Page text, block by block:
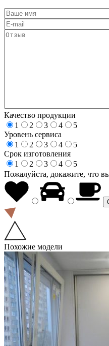
Качество продукции
1
2 3 4
5
Уровень сервиса
1
2 3 4
5
Срок изготовления
1
2 3 4
5
Пожалуйста, докажите, что
Похожие модели